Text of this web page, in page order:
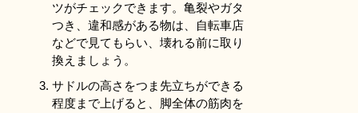
ツがチェックできます。亀裂やガタ
つき、違和感がある物は、自転車店
などで見てもらい、壊れる前に取り
換えましょう。
サドルの高さをつま先立ちができる
程度まで上げると、脚全体の筋肉を